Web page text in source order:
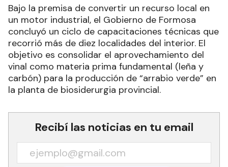
Bajo la premisa de convertir un recurso local en
un motor industrial, el Gobierno de Formosa
concluyó un ciclo de capacitaciones técnicas que
recorrió más de diez localidades del interior. El
objetivo es consolidar el aprovechamiento del
vinal como materia prima fundamental (leña y
carbón) para la producción de “arrabio verde” en
la planta de biosiderurgia provincial.
Recibí las noticias en tu email